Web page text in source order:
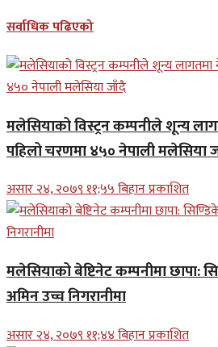
सर्वाधिक पढिएको
मलेसियाको विस्ट्रन कम्पनीले शून्य
पहिलो चरणमा ४५० नेपाली मलेसिया
असार २४, २०७९ ११;५५ बिहान प्रकाशित
मलेसियाको बेष्टिनेट कम्पनीमा छापा:
अमिन उच्च निगरानीमा
असार २४, २०७९ ११;४४ बिहान प्रकाशित